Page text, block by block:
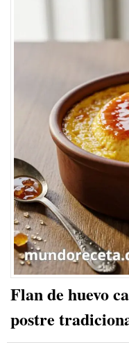
Flan de huevo
postre